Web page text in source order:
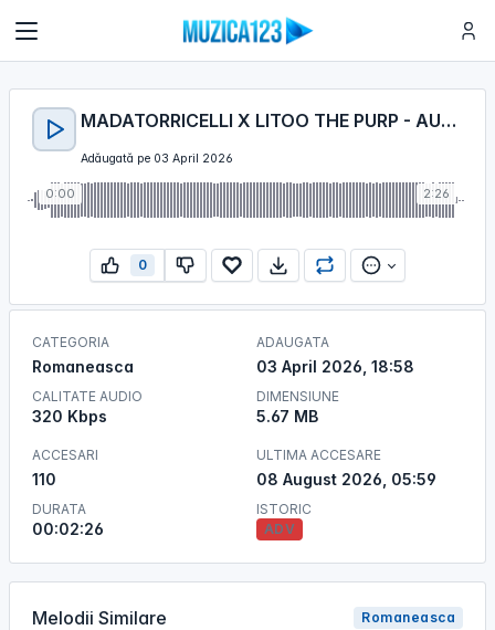
MADATORRICELLI X LITOO THE PURP - AUU, AUU
Adăugată pe 03 April 2026
0:00 2:26
0
CATEGORIA
Romaneasca
CALITATE AUDIO
320 Kbps
ADAUGATA
03 April 2026, 18:58
DIMENSIUNE
5.67 MB
ACCESARI
110
DURATA
00:02:26
ULTIMA ACCESARE
08 August 2026, 05:59
ISTORIC
ADV
Melodii Similare Romaneasca